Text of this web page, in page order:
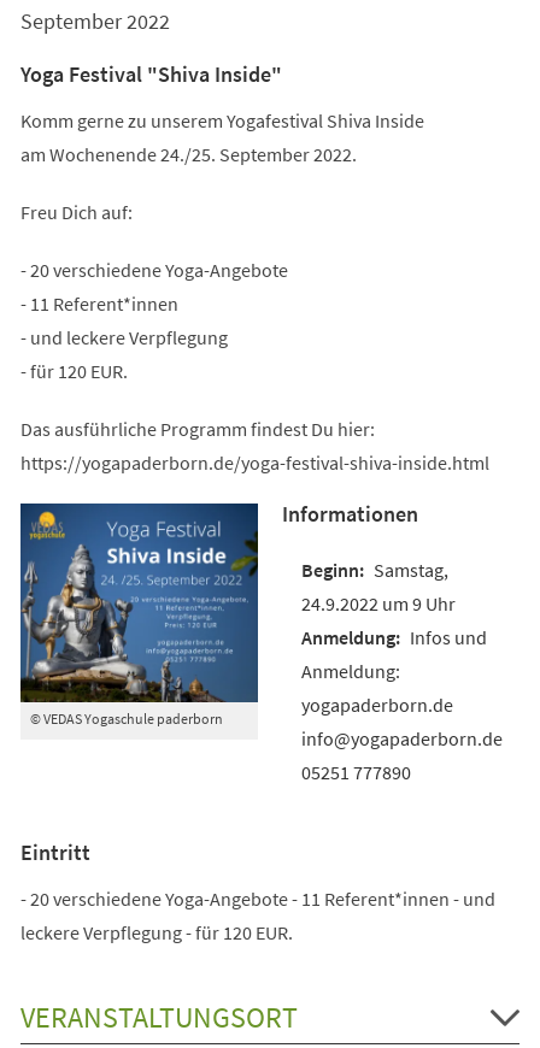
September 2022
Yoga Festival "Shiva Inside"
Komm gerne zu unserem Yogafestival Shiva Inside
am Wochenende 24./25. September 2022.
Freu Dich auf:
- 20 verschiedene Yoga-Angebote
- 11 Referent*innen
- und leckere Verpflegung
- für 120 EUR.
Das ausführliche Programm findest Du hier:
https://yogapaderborn.de/yoga-festival-shiva-inside.html
© VEDAS Yogaschule paderborn
Informationen
Samstag,
24.9.2022 um 9 Uhr
Infos und
Anmeldung:
yogapaderborn.de
info@yogapaderborn.de
05251 777890
Eintritt
- 20 verschiedene Yoga-Angebote - 11 Referent*innen - und
leckere Verpflegung - für 120 EUR.
VERANSTALTUNGSORT